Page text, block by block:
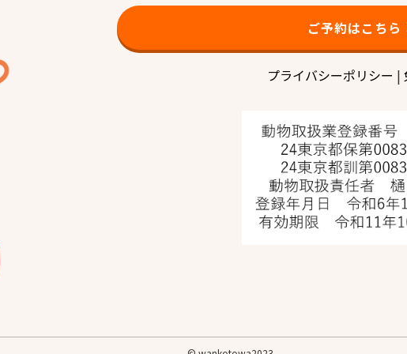
ご予約はこちら
プライバシーポリシー |